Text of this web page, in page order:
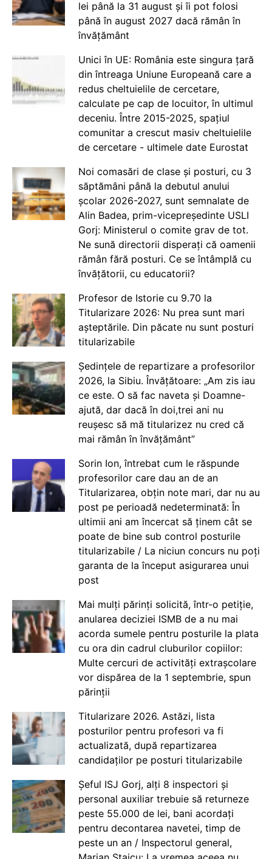
lei până la 31 august și îi pot folosi
până în august 2027 dacă rămân în
învățământ
Unici în UE: România este singura țară
din întreaga Uniune Europeană care a
redus cheltuielile de cercetare,
calculate pe cap de locuitor, în ultimul
deceniu. Între 2015-2025, spațiul
comunitar a crescut masiv cheltuielile
de cercetare - ultimele date Eurostat
Noi comasări de clase și posturi, cu 3
săptămâni până la debutul anului
școlar 2026-2027, sunt semnalate de
Alin Badea, prim-vicepreședinte USLI
Gorj: Ministerul o comite grav de tot.
Ne sună directorii disperați că oamenii
rămân fără posturi. Ce se întâmplă cu
învățătorii, cu educatorii?
Profesor de Istorie cu 9.70 la
Titularizare 2026: Nu prea sunt mari
așteptările. Din păcate nu sunt posturi
titularizabile
Ședințele de repartizare a profesorilor
2026, la Sibiu. Învățătoare: „Am zis iau
ce este. O să fac naveta și Doamne-
ajută, dar dacă în doi,trei ani nu
reușesc să mă titularizez nu cred că
mai rămân în învățământ”
Sorin Ion, întrebat cum le răspunde
profesorilor care dau an de an
Titularizarea, obțin note mari, dar nu au
post pe perioadă nedeterminată: În
ultimii ani am încercat să ținem cât se
poate de bine sub control posturile
titularizabile / La niciun concurs nu poți
garanta de la început asigurarea unui
post
Mai mulți părinți solicită, într-o petiție,
anularea deciziei ISMB de a nu mai
acorda sumele pentru posturile la plata
cu ora din cadrul cluburilor copiilor:
Multe cercuri de activități extrașcolare
vor dispărea de la 1 septembrie, spun
părinții
Titularizare 2026. Astăzi, lista
posturilor pentru profesori va fi
actualizată, după repartizarea
candidaților pe posturi titularizabile
Șeful ISJ Gorj, alți 8 inspectori și
personal auxiliar trebuie să returneze
peste 55.000 de lei, bani acordați
pentru decontarea navetei, timp de
peste un an / Inspectorul general,